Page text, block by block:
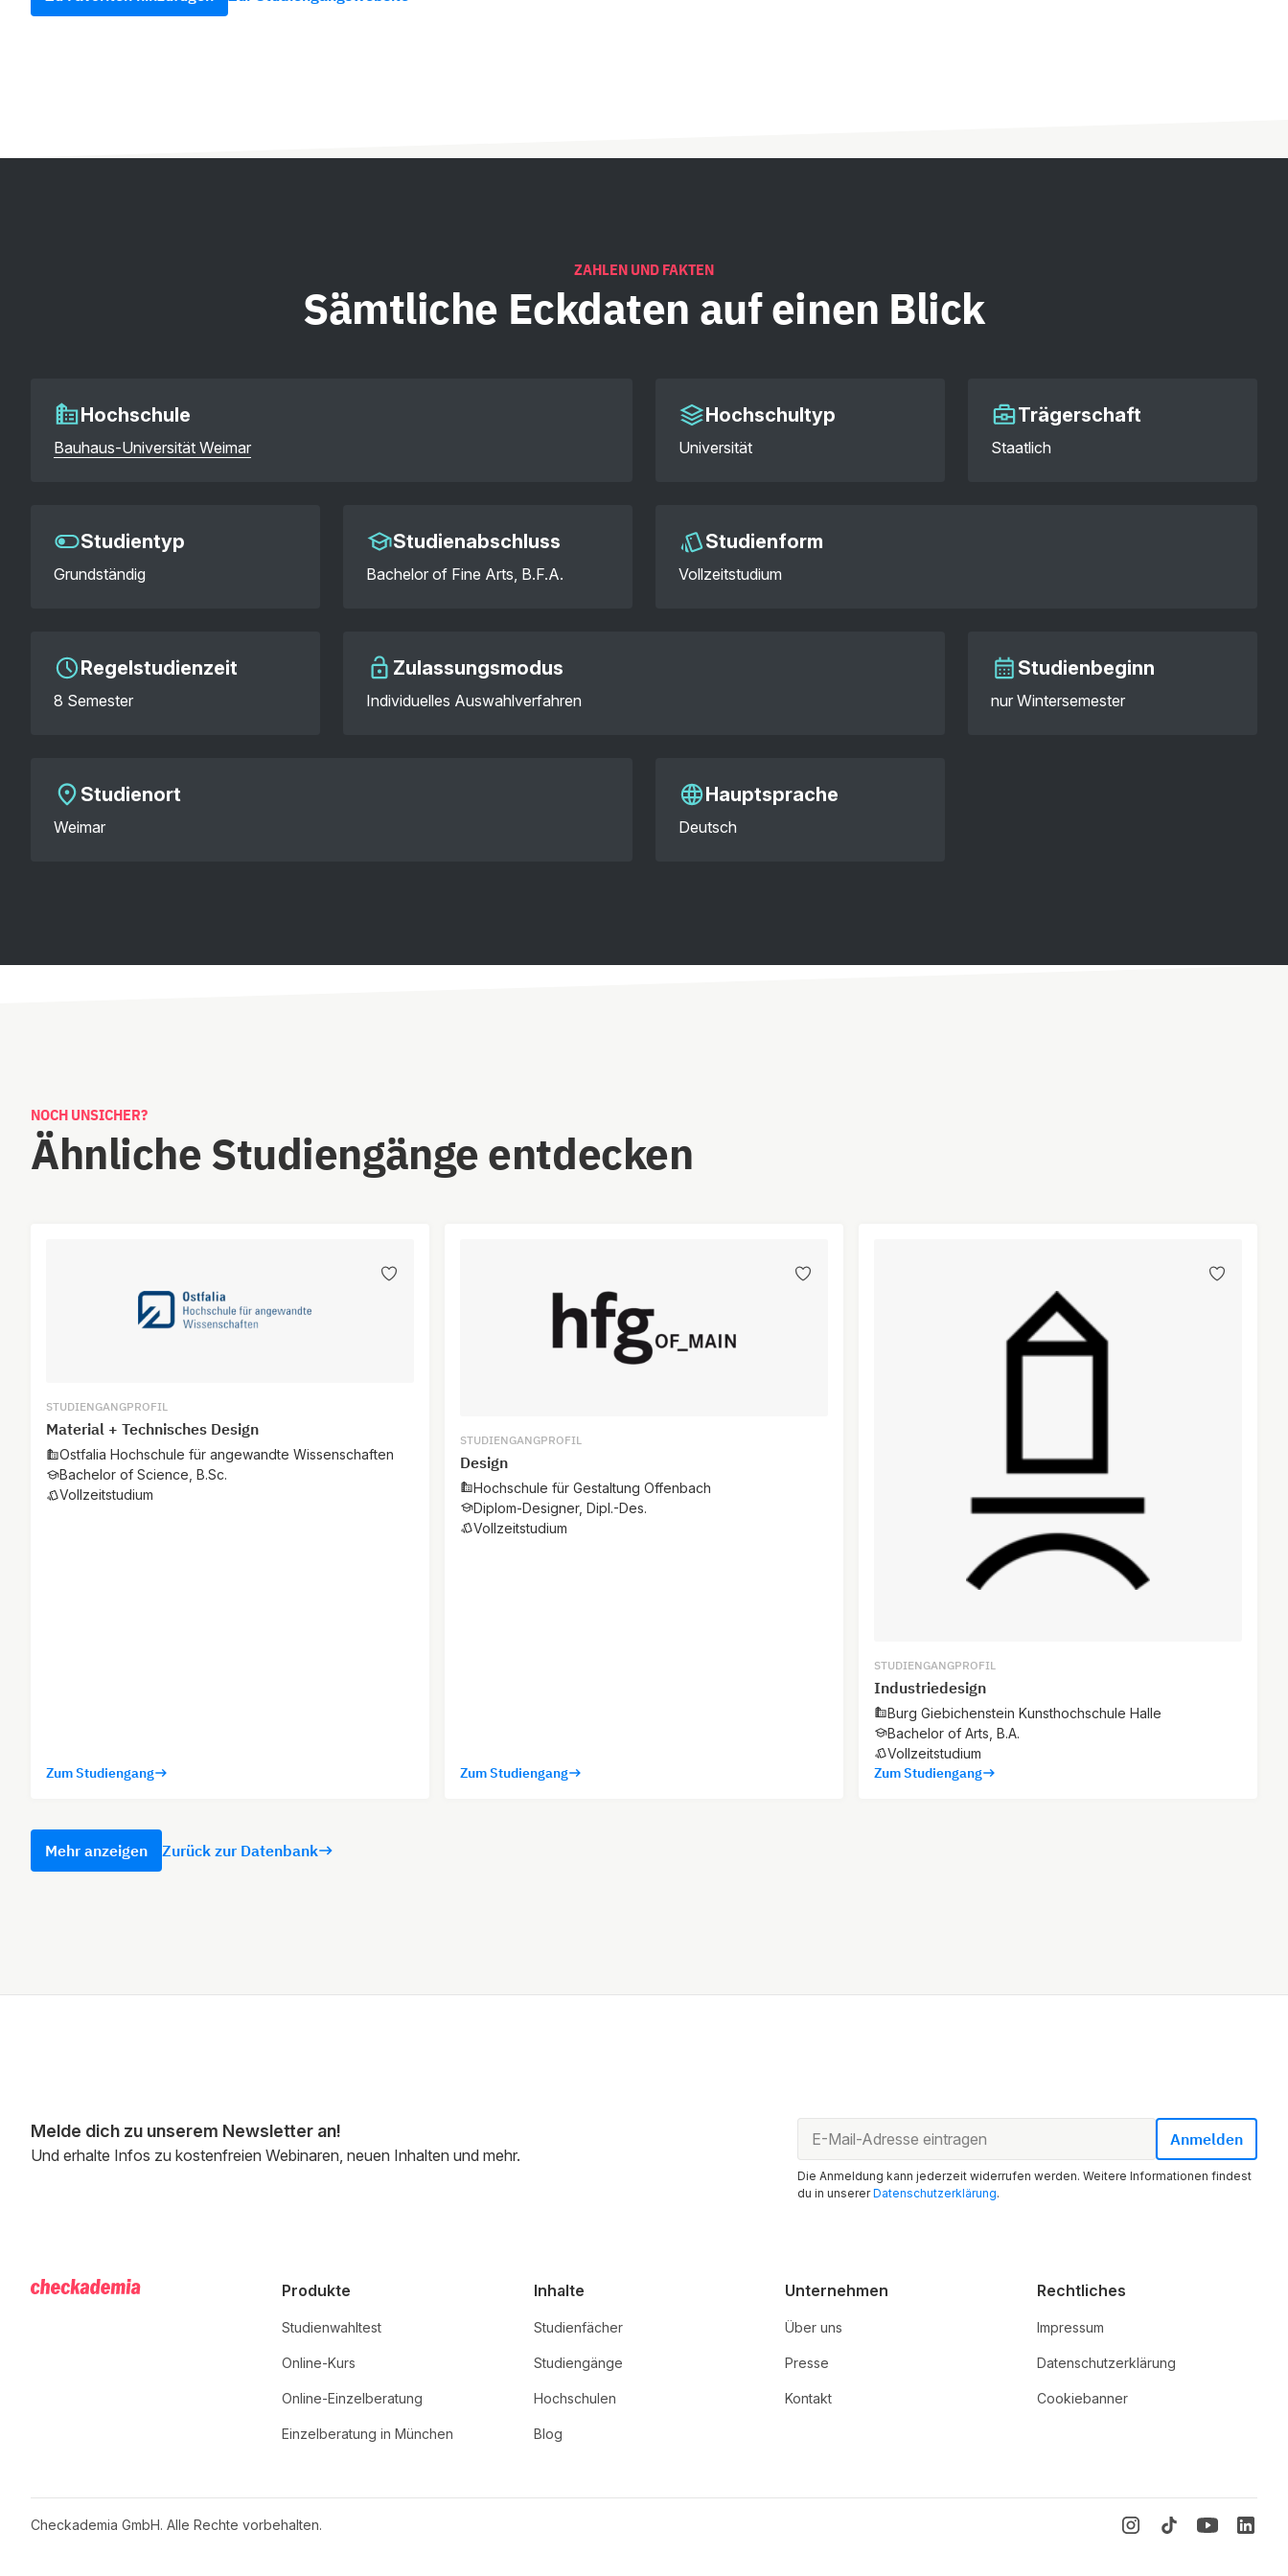
ZAHLEN UND FAKTEN
Sämtliche Eckdaten auf einen Blick
Hochschule
Bauhaus-Universität Weimar
Hochschultyp
Universität
Trägerschaft
Staatlich
Studientyp
Grundständig
Studienabschluss
Bachelor of Fine Arts, B.F.A.
Studienform
Vollzeitstudium
Regelstudienzeit
8 Semester
Zulassungsmodus
Individuelles Auswahlverfahren
Studienbeginn
nur Wintersemester
Studienort
Weimar
Hauptsprache
Deutsch
NOCH UNSICHER?
Ähnliche Studiengänge entdecken
STUDIENGANGPROFIL
Material + Technisches Design
Ostfalia Hochschule für angewandte Wissenschaften
Bachelor of Science, B.Sc.
Vollzeitstudium
Zum Studiengang
STUDIENGANGPROFIL
Design
Hochschule für Gestaltung Offenbach
Diplom-Designer, Dipl.-Des.
Vollzeitstudium
Zum Studiengang
STUDIENGANGPROFIL
Industriedesign
Burg Giebichenstein Kunsthochschule Halle
Bachelor of Arts, B.A.
Vollzeitstudium
Zum Studiengang
Mehr anzeigen Zurück zur Datenbank
Melde dich zu unserem Newsletter an!
Und erhalte Infos zu kostenfreien Webinaren, neuen Inhalten und mehr.
Die Anmeldung kann jederzeit widerrufen werden. Weitere Informationen findest
du in unsererDatenschutzerklärung.
Produkte
Studienwahltest
Online-Kurs
Online-Einzelberatung
Einzelberatung in München
Inhalte
Studienfächer
Studiengänge
Hochschulen
Blog
Unternehmen
Über uns
Presse
Kontakt
Rechtliches
Impressum
Datenschutzerklärung
Cookiebanner
Checkademia GmbH. Alle Rechte vorbehalten.